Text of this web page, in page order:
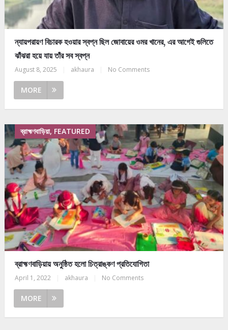
ন্যায়পরায়ণ বিচারক হওয়ার স্বপ্ন ছিল জোবায়ের ওমর খানের, এর আগেই গুলিতে
ঝাঁঝরা হয়ে যায় তাঁর সব স্বপ্ন
August 8, 2025 akhaura No Comments
MORE
ব্রাহ্মণবাড়িয়া, FEATURED
ব্রাহ্মণবাড়িয়ায় অনুষ্ঠিত হলো চিত্রাঙ্কণ প্রতিযোগিতা
April 1, 2022 akhaura No Comments
MORE